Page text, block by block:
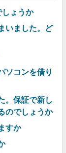
ょうか
いました。ど
ソコンを借り
。保証で新し
のでしょうか
すか